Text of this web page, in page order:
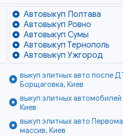
Автовыкуп Полтава
Автовыкуп Ровно
Автовыкуп Сумы
Автовыкуп Тернополь
Автовыкуп Ужгород
выкуп элитных авто после
Борщаговка, Киев
выкуп элитных
Киев
выкуп элитных авто
массив, Киев